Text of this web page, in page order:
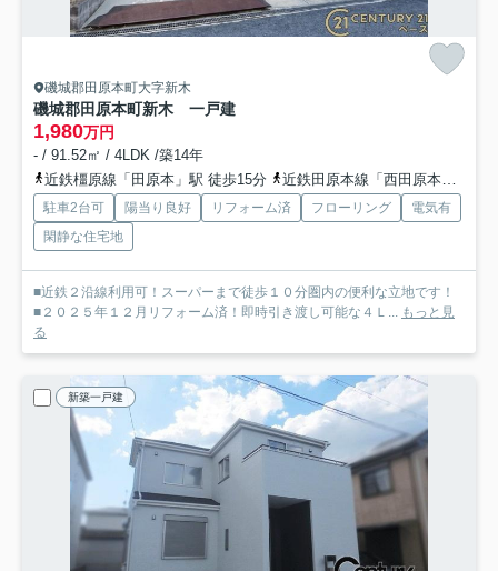
磯城郡田原本町大字新木
磯城郡田原本町新木 一戸建
1,980万円
- / 91.52㎡ / 4LDK /築14年
近鉄橿原線「田原本」駅 徒歩15分
近鉄田原本線「西田原本」駅 徒歩15分
駐車2台可 陽当り良好 リフォーム済 フローリング
電気有
閑静な住宅地
■近鉄２沿線利用可！スーパーまで徒歩１０分圏内の便利な立地です！
■２０２５年１２月リフォーム済！即時引き渡し可能な４Ｌ...
もっと見
る
新築一戸建